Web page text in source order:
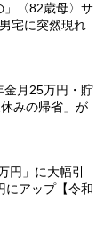
」〈82歳母〉サ
宅に突然現れ
金月25万円・貯
みの帰省」が
円」に大幅引
にアップ【令和